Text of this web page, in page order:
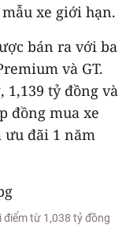
xe giới hạn.
bán ra với ba
và GT.
1,139 tỷ đồng và
đồng mua xe
ưu đãi 1 năm
điểm từ 1,038 tỷ đồng